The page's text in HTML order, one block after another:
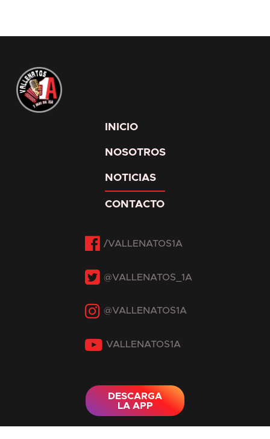
INICIO
NOSOTROS
NOTICIAS
CONTACTO
DESCARGA
LA APP